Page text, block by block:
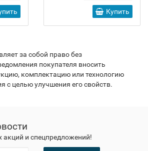
Купить
за собой право без
покупателя вносить
комплектацию или технологию
с целью улучшения его свойств.
акций и спецпредложений!